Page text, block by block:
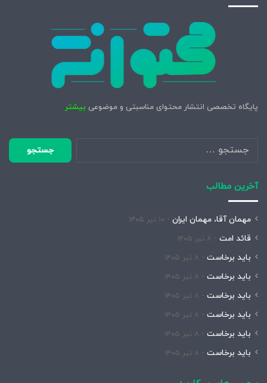
پایگاه تخصصی انتشار محتوای مناسبتی و موضوعی بیشتر
جستجو
برای:
آخرین مطالب
مهمان آقا، مهمان ایران ۱۰ تیر ۱۴۰۵
قائد امت ۸ تیر ۱۴۰۵
باید برخاست ۸ تیر ۱۴۰۵
باید برخاست ۸ تیر ۱۴۰۵
باید برخاست ۸ تیر ۱۴۰۵
باید برخاست ۸ تیر ۱۴۰۵
باید برخاست ۸ تیر ۱۴۰۵
باید برخاست ۸ تیر ۱۴۰۵